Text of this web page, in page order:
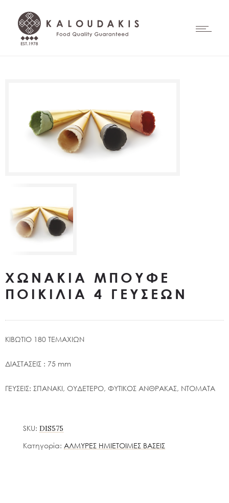
ΧΩΝΑΚΙΑ ΜΠΟΥΦΕ
ΠΟΙΚΙΛΙΑ 4 ΓΕΥΣΕΩΝ
ΚΙΒΩΤΙΟ 180 ΤΕΜΑΧΙΩΝ
ΔΙΑΣΤΑΣΕΙΣ : 75 mm
ΓΕΥΣΕΙΣ: ΣΠΑΝΑΚΙ, ΟΥΔΕΤΕΡΟ, ΦΥΤΙΚΟΣ ΑΝΘΡΑΚΑΣ, ΝΤΟΜΑΤΑ
SKU: DIS575
Κατηγορία: ΑΛΜΥΡΕΣ ΗΜΙΕΤΟΙΜΕΣ ΒΑΣΕΙΣ